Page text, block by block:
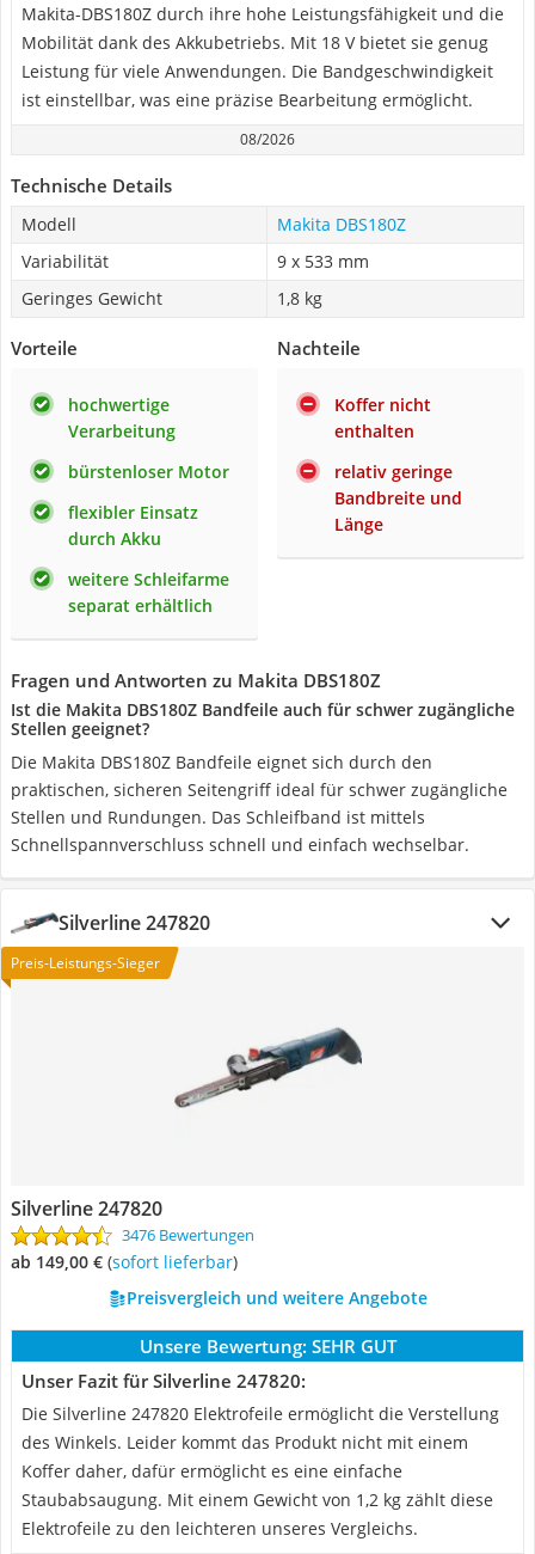
Makita-DBS180Z durch ihre hohe Leistungsfähigkeit und die
Mobilität dank des Akkubetriebs. Mit 18 V bietet sie genug
Leistung für viele Anwendungen. Die Bandgeschwindigkeit
ist einstellbar, was eine präzise Bearbeitung ermöglicht.
08/2026
Technische Details
Modell
Makita DBS180Z
Variabilität
9 x 533 mm
Geringes Gewicht
1,8 kg
Vorteile
hochwertige
Verarbeitung
bürstenloser Motor
flexibler Einsatz
durch Akku
weitere Schleifarme
separat erhältlich
Nachteile
Koffer nicht
enthalten
relativ geringe
Bandbreite und
Länge
Fragen und Antworten zu Makita DBS180Z
Ist die Makita DBS180Z Bandfeile auch für schwer zugängliche
Stellen geeignet?
Die Makita DBS180Z Bandfeile eignet sich durch den
praktischen, sicheren Seitengriff ideal für schwer zugängliche
Stellen und Rundungen. Das Schleifband ist mittels
Schnellspannverschluss schnell und einfach wechselbar.
Silverline 247820
Preis-Leistungs-Sieger
Silverline 247820
3476 Bewertungen
ab 149,00 € ( Sofort lieferbar)
Preisvergleich und weitere Angebote
Unsere Bewertung: SEHR GUT
Unser Fazit für Silverline 247820:
Die Silverline 247820 Elektrofeile ermöglicht die Verstellung
des Winkels. Leider kommt das Produkt nicht mit einem
Koffer daher, dafür ermöglicht es eine einfache
Staubabsaugung. Mit einem Gewicht von 1,2 kg zählt diese
Elektrofeile zu den leichteren unseres Vergleichs.